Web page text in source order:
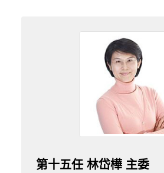
第十五任 林岱樺 主委